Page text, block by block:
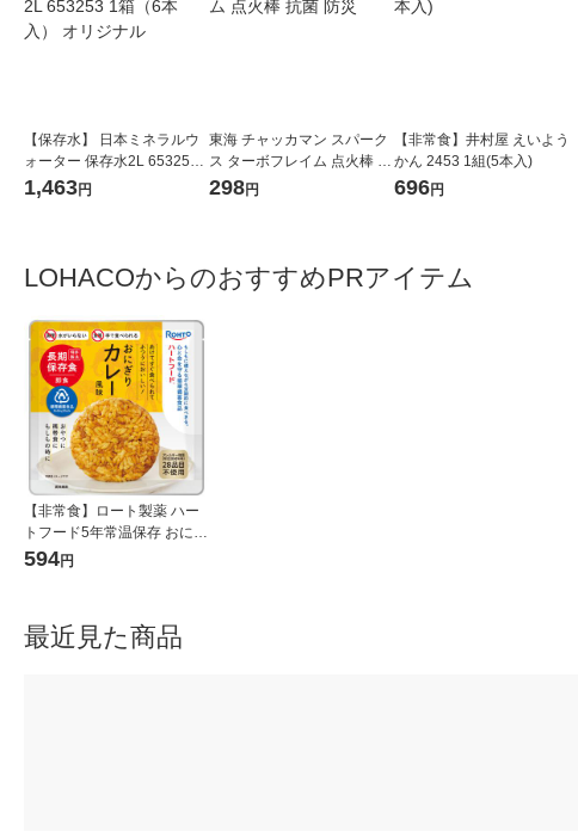
【保存水】 日本ミネラルウ
ォーター 保存水2L 653253
1,463円
東海 チャッカマン スパーク
ス ターボフレイム 点火棒 抗
菌 防災
298円
【非常食】井村屋 えいよう
かん 2453 1組(5本入)
696円
LOHACOからのおすすめPRアイテム
【非常食】ロート製薬 ハー
トフード5年常温保存 おにぎ
り カレー風味 1個
594円
最近見た商品